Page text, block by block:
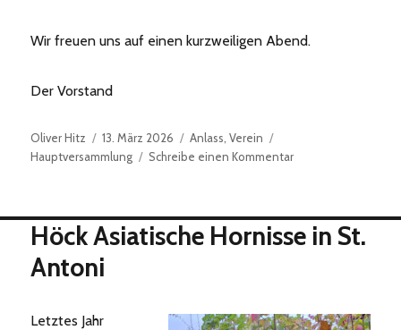
Wir freuen uns auf einen kurzweiligen Abend.
Der Vorstand
Autor
Oliver Hitz
Veröffentlicht
am
13. März 2026 Kategorien
Anlass ,Verein
Hauptversammlung
Schreibe einen Kommentarzu
Höck Asiatische Hornisse in St.
Antoni
Letztes Jahr